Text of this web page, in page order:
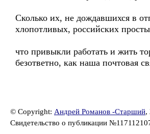
Сколько их, не дождавшихся в
хлопотливых, российских
что привыкли работать и жить
безответно, как наша почтовая
© Copyright: Андрей Романов -Старший,
Свидетельство о публикации